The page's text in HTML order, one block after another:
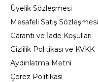
Üyelik Sözleşmesi
Mesafeli Satış Sözleşmesi
Garanti ve İade Koşulları
Gizlilik Politikası ve KVKK
Aydınlatma Metni
Çerez Politikası